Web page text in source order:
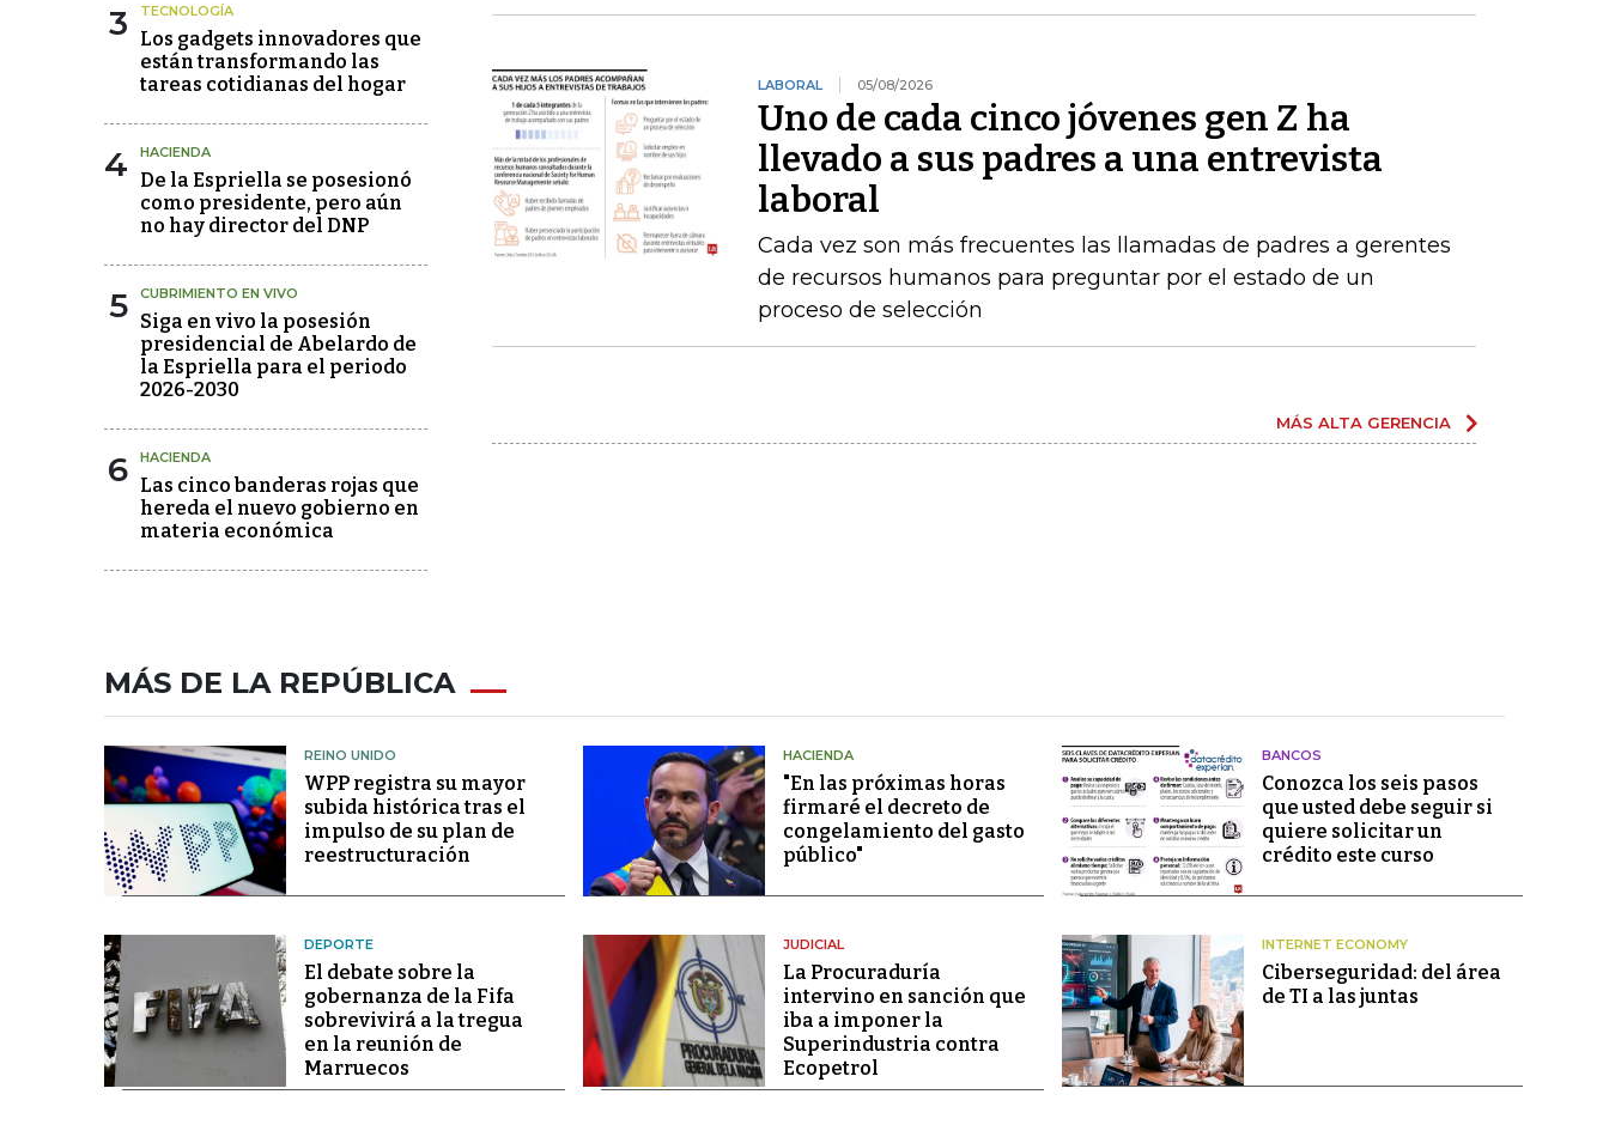
3 TECNOLOGÍA
Los gadgets innovadores que
están transformando las
tareas cotidianas del hogar
4 HACIENDA
De la Espriella se posesionó
como presidente, pero aún
no hay director del DNP
5 CUBRIMIENTO EN VIVO
Siga en vivo la posesión
presidencial de Abelardo de
la Espriella para el periodo
2026-2030
6 HACIENDA
Las cinco banderas rojas que
hereda el nuevo gobierno en
materia económica
LABORAL 05/08/2026
Uno de cada cinco jóvenes gen Z ha
llevado a sus padres a una entrevista
laboral
Cada vez son más frecuentes las llamadas de padres a gerentes
de recursos humanos para preguntar por el estado de un
proceso de selección
MÁS ALTA GERENCIA
MÁS DE LA REPÚBLICA
REINO UNIDO
WPP registra su mayor
subida histórica tras el
impulso de su plan de
reestructuración
HACIENDA
"En las próximas horas
firmaré el decreto de
congelamiento del gasto
público"
BANCOS
Conozca los seis pasos
que usted debe seguir si
quiere solicitar un
crédito este curso
DEPORTE
El debate sobre la
gobernanza de la Fifa
sobrevivirá a la tregua
en la reunión de
Marruecos
JUDICIAL
La Procuraduría
intervino en sanción que
iba a imponer la
Superindustria contra
Ecopetrol
INTERNET ECONOMY
Ciberseguridad: del área
de TI a las juntas